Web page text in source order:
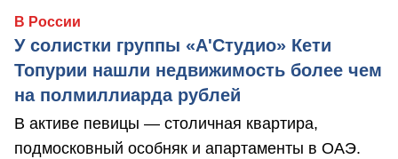
В России
У солистки группы «А'Студио» Кети
Топурии нашли недвижимость более чем
на полмиллиарда рублей
В активе певицы — столичная квартира,
подмосковный особняк и апартаменты в ОАЭ.